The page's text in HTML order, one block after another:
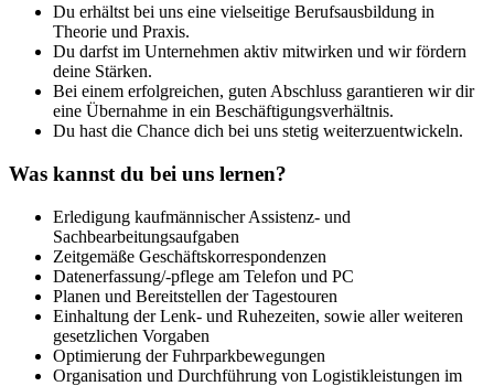
Du erhältst bei uns eine vielseitige Berufsausbildung in
Theorie und Praxis.
Du darfst im Unternehmen aktiv mitwirken und wir fördern
deine Stärken.
Bei einem erfolgreichen, guten Abschluss garantieren wir dir
eine Übernahme in ein Beschäftigungsverhältnis.
Du hast die Chance dich bei uns stetig weiterzuentwickeln.
Was kannst du bei uns lernen?
Erledigung kaufmännischer Assistenz- und
Sachbearbeitungsaufgaben
Zeitgemäße Geschäftskorrespondenzen
Datenerfassung/-pflege am Telefon und PC
Planen und Bereitstellen der Tagestouren
Einhaltung der Lenk- und Ruhezeiten, sowie aller weiteren
gesetzlichen Vorgaben
Optimierung der Fuhrparkbewegungen
Organisation und Durchführung von Logistikleistungen im